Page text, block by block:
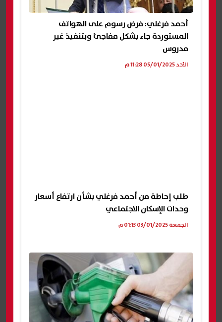
أحمد فرغلي: فرض رسوم على الهواتف
المستوردة جاء بشكل مفاجئ وبتنفيذ غير
مدروس
الأحد 05/01/2025 11:28 م
طلب إحاطة من أحمد فرغلي بشأن ارتفاع أسعار
وحدات الإسكان الاجتماعي
الجمعة 03/01/2025 01:13 م